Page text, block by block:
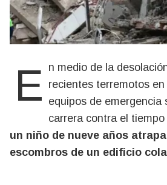
En medio de la desolación provocada por los recientes terremotos
equipos de emergencia
carrera contra el tiempo
un niño de nueve años
escombros de un edificio